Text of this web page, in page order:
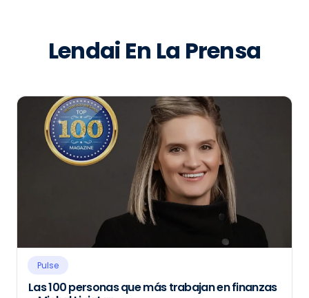
Lendai En La Prensa
Pulse
Las 100 personas que más trabajan en finanzas